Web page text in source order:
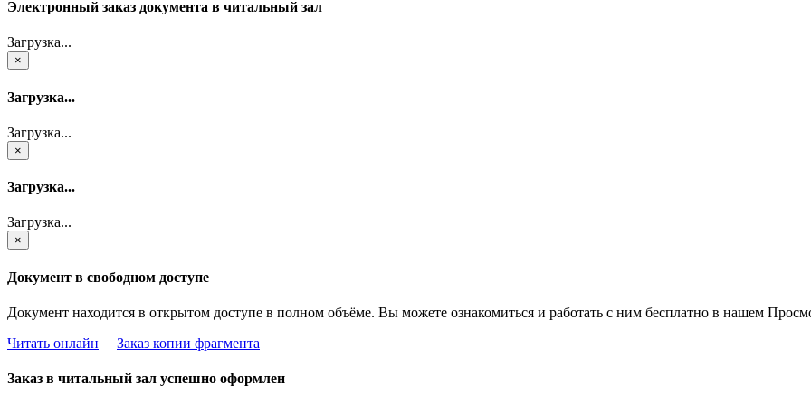
Электронный заказ документа в читальный зал
Загрузка...
×
Загрузка...
Загрузка...
×
Загрузка...
Загрузка...
×
Документ в свободном доступе
Документ находится в открытом доступе в полном объёме. Вы можете ознакомиться и работать с ним бесплатно в нашем
Читать онлайн
Заказ копии фрагмента
Заказ в читальный зал успешно оформлен